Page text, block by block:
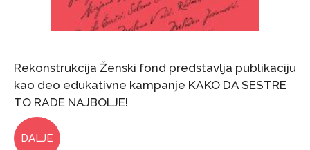
Rekonstrukcija Ženski fond predstavlja publikaciju
kao deo edukativne kampanje KAKO DA SESTRE
TO RADE NAJBOLJE!
DALJE